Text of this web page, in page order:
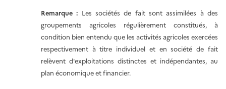
Remarque : Les sociétés de fait sont assimilées à des
groupements agricoles régulièrement constitués, à
condition bien entendu que les activités agricoles exercées
respectivement à titre individuel et en société de fait
relèvent d'exploitations distinctes et indépendantes, au
plan économique et financier.